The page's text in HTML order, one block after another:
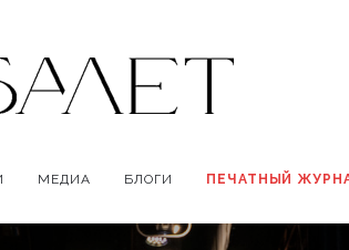
МЕДИА БЛОГИ ПЕЧАТНЫЙ